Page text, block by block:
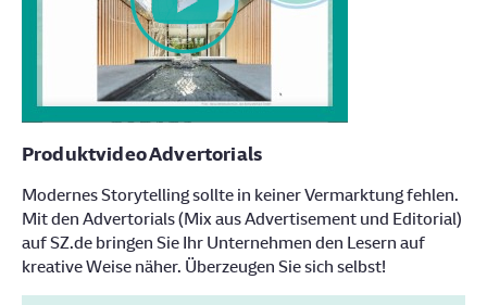
Produktvideo Advertorials
Modernes Storytelling sollte in keiner Vermarktung fehlen.
Mit den Advertorials (Mix aus Advertisement und Editorial)
auf SZ.de bringen Sie Ihr Unternehmen den Lesern auf
kreative Weise näher. Überzeugen Sie sich selbst!